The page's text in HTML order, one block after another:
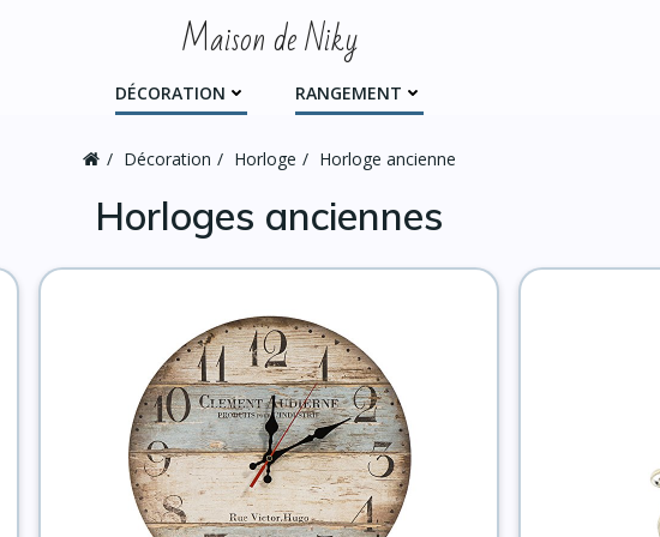
Maison de Niky
DÉCORATION RANGEMENT
Décoration Horloge Horloge ancienne
Horloges anciennes